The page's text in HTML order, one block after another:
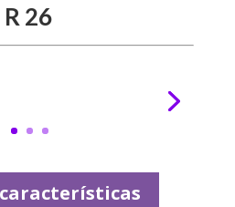
26